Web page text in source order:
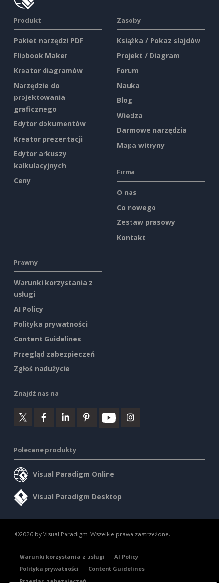
Produkt
Pakiet narzędzi PDF
Flipbook Maker
Kreator diagramów
Narzędzie do
projektowania
graficznego
Edytor dokumentów
Kreator prezentacji
Edytor arkuszy
kalkulacyjnych
Ceny
Zasoby
Książka / Pokaz slajdów
Projekt / Diagram
Forum
Nauka
Blog
Wiedza
Darmowe narzędzia
Mapa witryny
Firma
O nas
Co nowego
Zestaw prasowy
Kontakt
Prawny
Warunki korzystania z
usługi
AI Policy
Polityka prywatności
Content Guidelines
Przegląd zabezpieczeń
Zgłoś nadużycie
Znajdź nas na
Polecane produkty
Visual Paradigm Online
Visual Paradigm Desktop
©2026 by Visual Paradigm. Wszelkie prawa zastrzeżone.
Warunki korzystania z usługi
AI Policy
Polityka prywatności
Content Guidelines
Przegląd zabezpieczeń